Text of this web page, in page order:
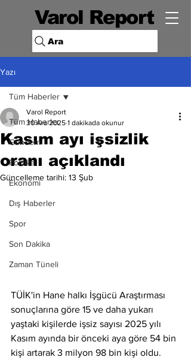
Varol Report
Ara
Yazı
Tüm Haberler
Gündem
Politika
Ekonomi
Dış Haberler
Spor
Son Dakika
Zaman Tüneli
Tüm Haberler
Kasım ayı işsizlik
oranı açıklandı
Varol Report
30 Ara 2025 1 dakikada okunur
Güncelleme tarihi: 13 Şub
TÜİK'in Hane halkı İşgücü Araştırması
sonuçlarına göre 15 ve daha yukarı
yaştaki kişilerde işsiz sayısı 2025 yılı
Kasım ayında bir önceki aya göre 54 bin
kişi artarak 3 milyon 98 bin kişi oldu.